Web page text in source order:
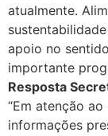
atualmente.
apoio no
importante
Resposta
“Em atenção
informações